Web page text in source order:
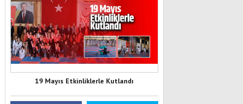
19 Mayıs Etkinliklerle Kutlandı